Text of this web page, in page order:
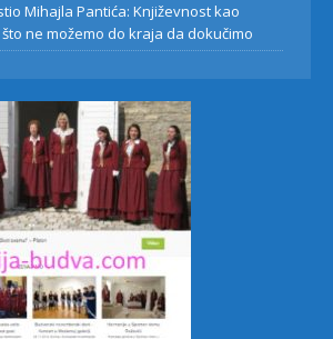
Mihajla Pantića: Književnost kao
ne možemo do kraja da dokučimo